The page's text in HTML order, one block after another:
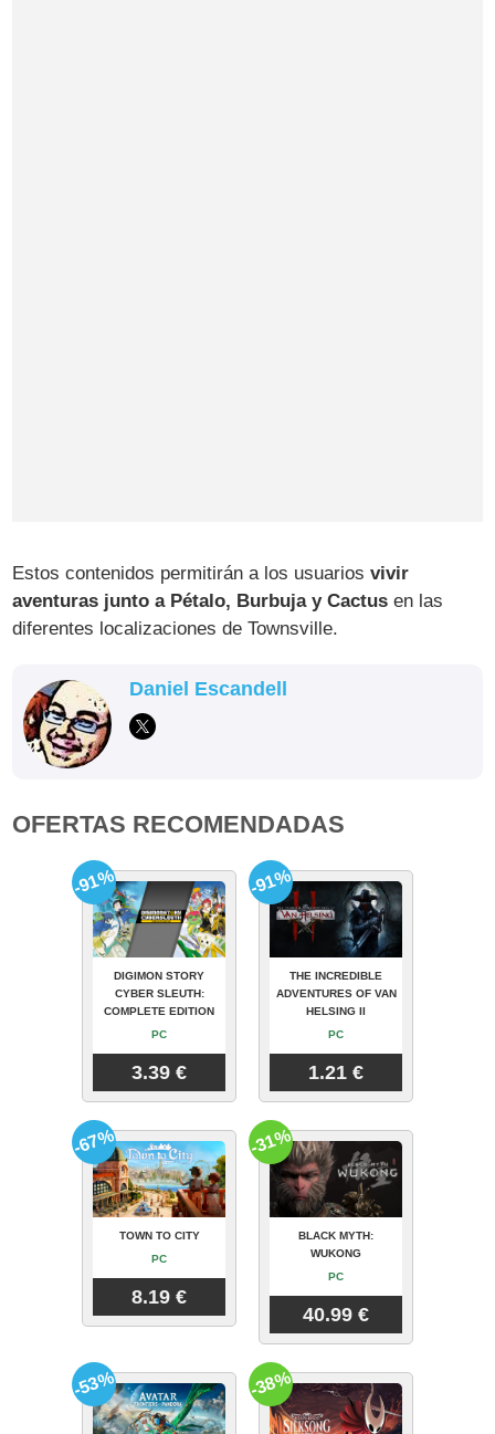
Estos contenidos permitirán a los usuariosvivir
aventuras junto a Pétalo, Burbuja y Cactus en las
diferentes localizaciones de Townsville.
Daniel Escandell
OFERTAS RECOMENDADAS
DIGIMON STORY
CYBER SLEUTH:
COMPLETE EDITION
PC
3.39 €
-91%
THE INCREDIBLE
ADVENTURES OF VAN
HELSING II
PC
1.21 €
-91%
TOWN TO CITY
PC
8.19 €
-67%
BLACK MYTH:
WUKONG
PC
40.99 €
-31%
-53% -38%